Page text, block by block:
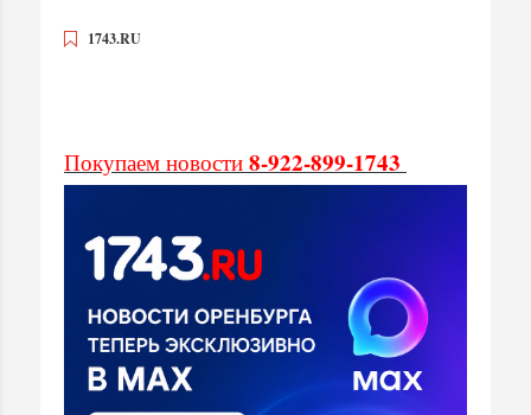
1743.RU
Покупаем новости 8-922-899-1743